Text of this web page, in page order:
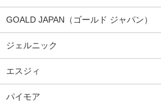
GOALD JAPAN（ゴールド ジャパン）
ジェルニック
エスジィ
パイモア